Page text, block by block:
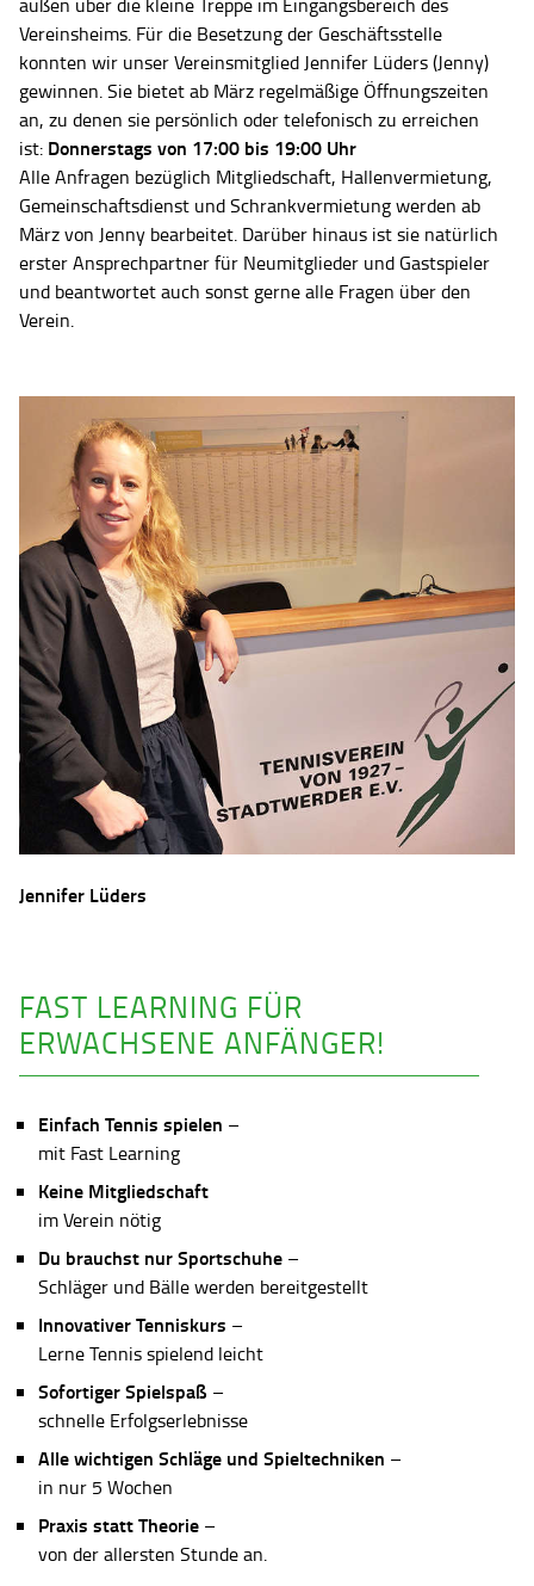
außen über die kleine Treppe im Eingangsbereich des
Vereinsheims. Für die Besetzung der Geschäftsstelle
konnten wir unser Vereinsmitglied Jennifer Lüders (Jenny)
gewinnen. Sie bietet ab März regelmäßige Öffnungszeiten
an, zu denen sie persönlich oder telefonisch zu erreichen
ist: Donnerstags von 17:00 bis 19:00 Uhr
Alle Anfragen bezüglich Mitgliedschaft, Hallenvermietung,
Gemeinschaftsdienst und Schrankvermietung werden ab
März von Jenny bearbeitet. Darüber hinaus ist sie natürlich
erster Ansprechpartner für Neumitglieder und Gastspieler
und beantwortet auch sonst gerne alle Fragen über den
Verein.
Jennifer Lüders
FAST LEARNING FÜR
ERWACHSENE ANFÄNGER!
Einfach Tennis spielen –
mit Fast Learning
Keine Mitgliedschaft
im Verein nötig
Du brauchst nur Sportschuhe –
Schläger und Bälle werden bereitgestellt
Innovativer Tenniskurs –
Lerne Tennis spielend leicht
Sofortiger Spielspaß –
schnelle Erfolgserlebnisse
Alle wichtigen Schläge und Spieltechniken –
in nur 5 Wochen
Praxis statt Theorie –
von der allersten Stunde an.